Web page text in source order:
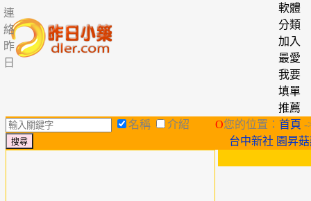
連
絡
昨
日
軟體
分類
加入
最愛
我要
填單
推薦
名稱
介紹 O您的位置： 首頁 -
台中新社 園昇